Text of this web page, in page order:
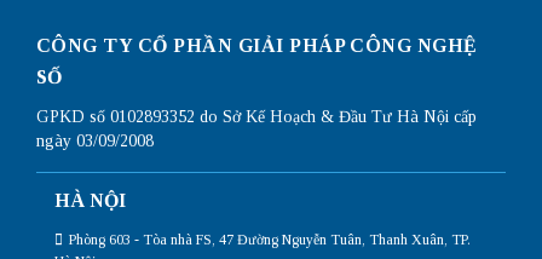
nhất
CÔNG TY CỔ PHẦN GIẢI PHÁP CÔNG NGHỆ
SỐ
GPKD số 0102893352 do Sở Kế Hoạch & Đầu Tư Hà Nội cấp
ngày 03/09/2008
HÀ NỘI
Phòng 603 - Tòa nhà FS, 47 Đường Nguyễn Tuân, Thanh Xuân, TP.